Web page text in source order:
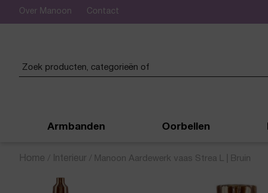
Over Manoon Contact
Armbanden Oorbellen
Home / Interieur / Manoon Aardewerk vaas Strea L | Bruin